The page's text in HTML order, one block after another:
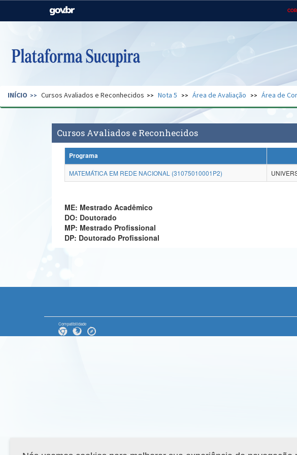
Casa Civil
Pecuária e Abastecimento
Ministério do
Regional
Secretaria de Governo Gabinete de Segurança Advocacia-Geral
INÍCIO Cursos Avaliados e Reconhecidos Nota 5 Área de Avaliação Área de
Cursos Avaliados e Reconhecidos
Programa
MATEMÁTICA EM REDE NACIONAL (31075010001P2)
ME: Mestrado Acadêmico
DO: Doutorado
MP: Mestrado Profissional
DP: Doutorado Profissional
Compatibilidade